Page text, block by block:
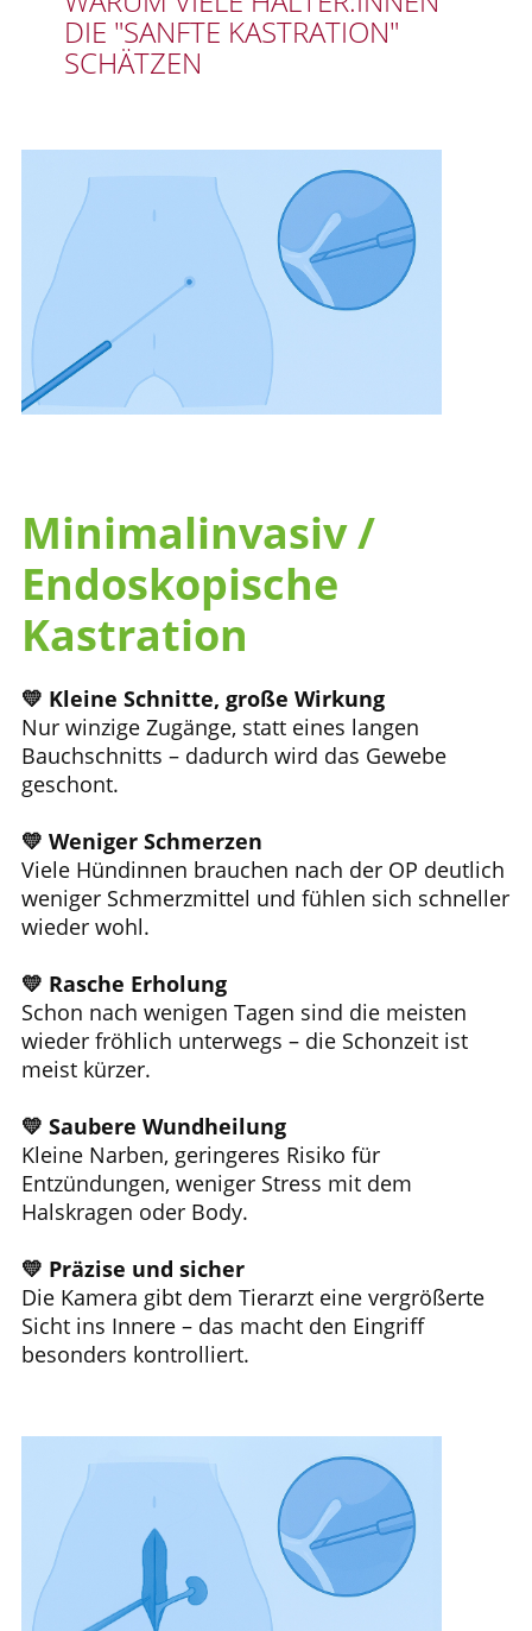
DIE "SANFTE KASTRATION"
SCHÄTZEN
Minimalinvasiv /
Endoskopische
Kastration
💛 Kleine Schnitte, große Wirkung
Nur winzige Zugänge, statt eines langen
Bauchschnitts – dadurch wird das Gewebe
geschont.
💛 Weniger Schmerzen
Viele Hündinnen brauchen nach der OP deutlich
weniger Schmerzmittel und fühlen sich schneller
wieder wohl.
💛 Rasche Erholung
Schon nach wenigen Tagen sind die meisten
wieder fröhlich unterwegs – die Schonzeit ist
meist kürzer.
💛 Saubere Wundheilung
Kleine Narben, geringeres Risiko für
Entzündungen, weniger Stress mit dem
Halskragen oder Body.
💛 Präzise und sicher
Die Kamera gibt dem Tierarzt eine vergrößerte
Sicht ins Innere – das macht den Eingriff
besonders kontrolliert.